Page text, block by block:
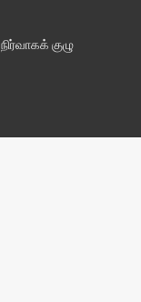
நிர்வாகக் குழு